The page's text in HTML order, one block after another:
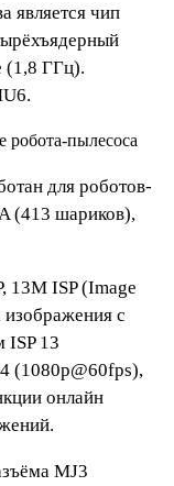
является чип
(1,8 ГГц).
для роботов-
(413 шариков),
13M ISP (Image
изображения с
ISP 13
(1080p@60fps),
онлайн
MJ3